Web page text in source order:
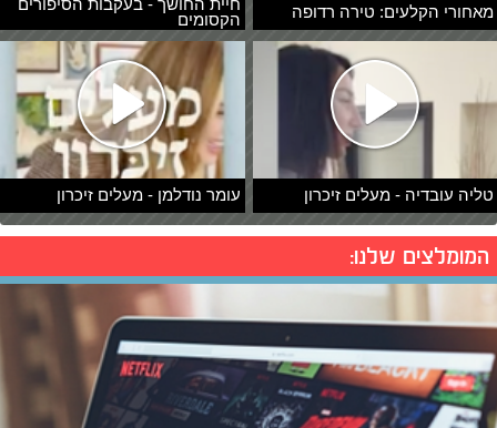
מאחורי הקלעים: טירה רדופה
הקסומים
טליה עובדיה - מעלים זיכרון עומר נודלמן - מעלים זיכרון
המומלצים שלנו: